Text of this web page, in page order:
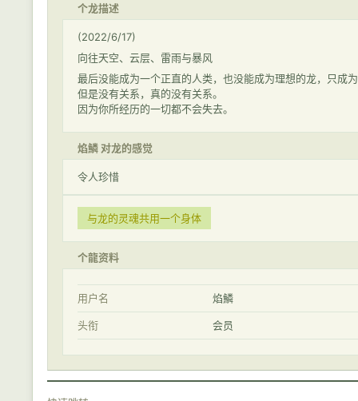
个龙描述
(2022/6/17)
向往天空、云层、雷雨与暴风
最后没能成为一个正直的人类，也没能成为理想的龙，只成
但是没有关系，真的没有关系。
因为你所经历的一切都不会失去。
焰鱗 对龙的感觉
令人珍惜
与龙的灵魂共用一个身体
个龍资料
用户名 焰鱗
头衔 会员